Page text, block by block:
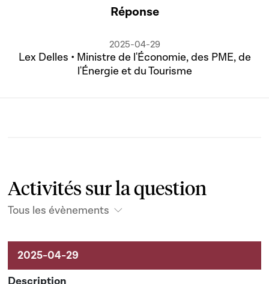
Réponse
2025-04-29
Lex Delles • Ministre de l'Économie, des PME, de
l'Énergie et du Tourisme
Activités sur la question
Tous les évènements
Activités liées au dossier